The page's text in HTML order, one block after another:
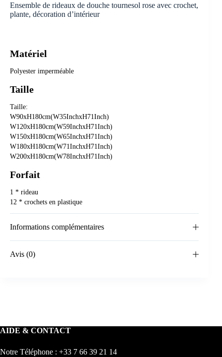
Ensemble de rideaux de douche tournesol rose avec crochet,
plante, décoration d’intérieur
Matériel
Polyester imperméable
Taille
Taille:
W90xH180cm(W35InchxH71Inch)
W120xH180cm(W59InchxH71Inch)
W150xH180cm(W65InchxH71Inch)
W180xH180cm(W71InchxH71Inch)
W200xH180cm(W78InchxH71Inch)
Forfait
1 * rideau
12 * crochets en plastique
Informations complémentaires
Avis (0)
AIDE & CONTACT
Notre Téléphone : +33 7 66 39 21 14